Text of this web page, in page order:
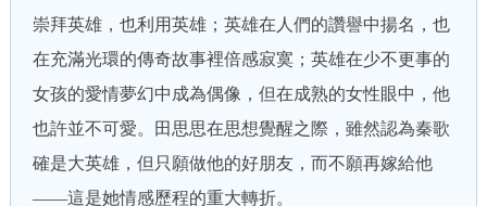
崇拜英雄，也利用英雄；英雄在人們的讚譽中揚名，也
在充滿光環的傳奇故事裡倍感寂寞；英雄在少不更事的
女孩的愛情夢幻中成為偶像，但在成熟的女性眼中，他
也許並不可愛。田思思在思想覺醒之際，雖然認為秦歌
確是大英雄，但只願做他的好朋友，而不願再嫁給他
——這是她情感歷程的重大轉折。